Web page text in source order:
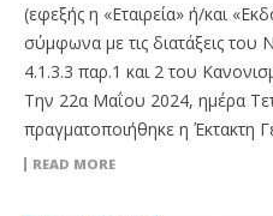
(εφεξής η «Εταιρεία» ή/και
σύμφωνα με τις διατάξεις του
4.1.3.3 παρ.1 και 2 του
Την 22α Μαΐου 2024, ημέρα
πραγματοποιήθηκε η Έκτακτη
READ MORE